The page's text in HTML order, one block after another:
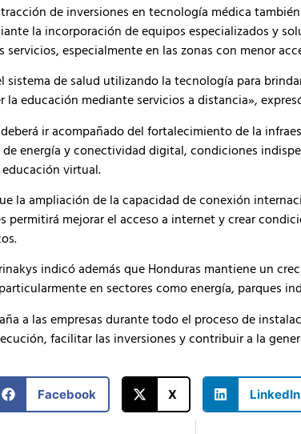
de inversiones en tecnología médica
la incorporación de equipos especializados y
especialmente en las zonas con menor
sistema de salud utilizando la tecnología para
educación mediante servicios a distancia»,
ir acompañado del fortalecimiento de la
energía y conectividad digital, condiciones
virtual.
la ampliación de la capacidad de conexión
permitirá mejorar el acceso a internet y crear
indicó además que Honduras mantiene un
en sectores como energía, parques
a las empresas durante todo el proceso de
facilitar las inversiones y contribuir a la
Facebook X LinkedIn